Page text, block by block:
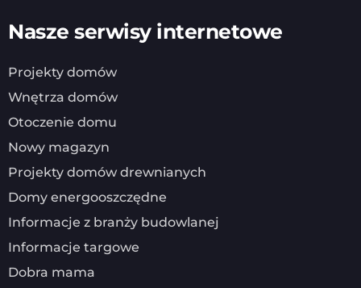
Nasze serwisy internetowe
Projekty domów
Wnętrza domów
Otoczenie domu
Nowy magazyn
Projekty domów drewnianych
Domy energooszczędne
Informacje z branży budowlanej
Informacje targowe
Dobra mama